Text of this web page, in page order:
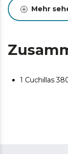
Mehr
1 Cuchillas